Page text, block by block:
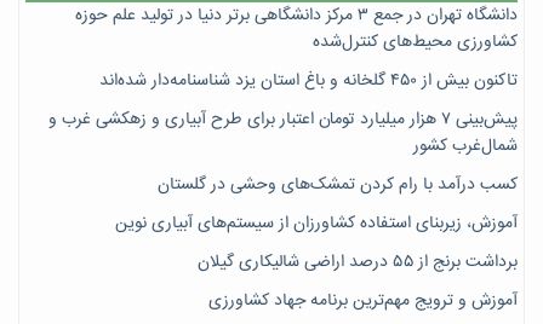
دانشگاه تهران در جمع ۳ مرکز دانشگاهی برتر دنیا در تولید علم حوزه
کشاورزی محیط‌های کنترل‌شده
تاکنون بیش از ۴۵۰ گلخانه و باغ استان یزد شناسنامه‌دار شده‌اند
پیش‌بینی ۷‌ هزار میلیارد تومان اعتبار برای طرح آبیاری و زهکشی غرب و
شمال‌غرب کشور
کسب درآمد با رام کردن تمشک‌های وحشی در گلستان
آموزش، زیربنای استفاده کشاورزان از سیستم‌های آبیاری نوین
برداشت برنج از ۵۵ درصد اراضی شالیکاری گیلان
آموزش و ترویج مهم‌ترین برنامه جهاد کشاورزی